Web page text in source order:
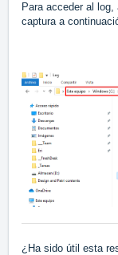
Para acceder al
captura a
¿Ha sido útil esta